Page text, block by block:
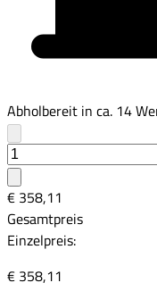
Abholbereit in ca. 14
€ 358,11
Gesamtpreis
Einzelpreis:
€ 358,11